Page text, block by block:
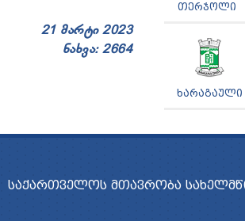
21 მარტი 2023
ნახვა: 2664
ᲗᲔᲠᲯᲝᲚᲘ
ᲮᲐᲠᲐᲒᲐᲣᲚᲘ
ᲡᲐᲥᲐᲠᲗᲕᲔᲚᲝᲡ ᲛᲗᲐᲕᲠᲝᲑᲐ